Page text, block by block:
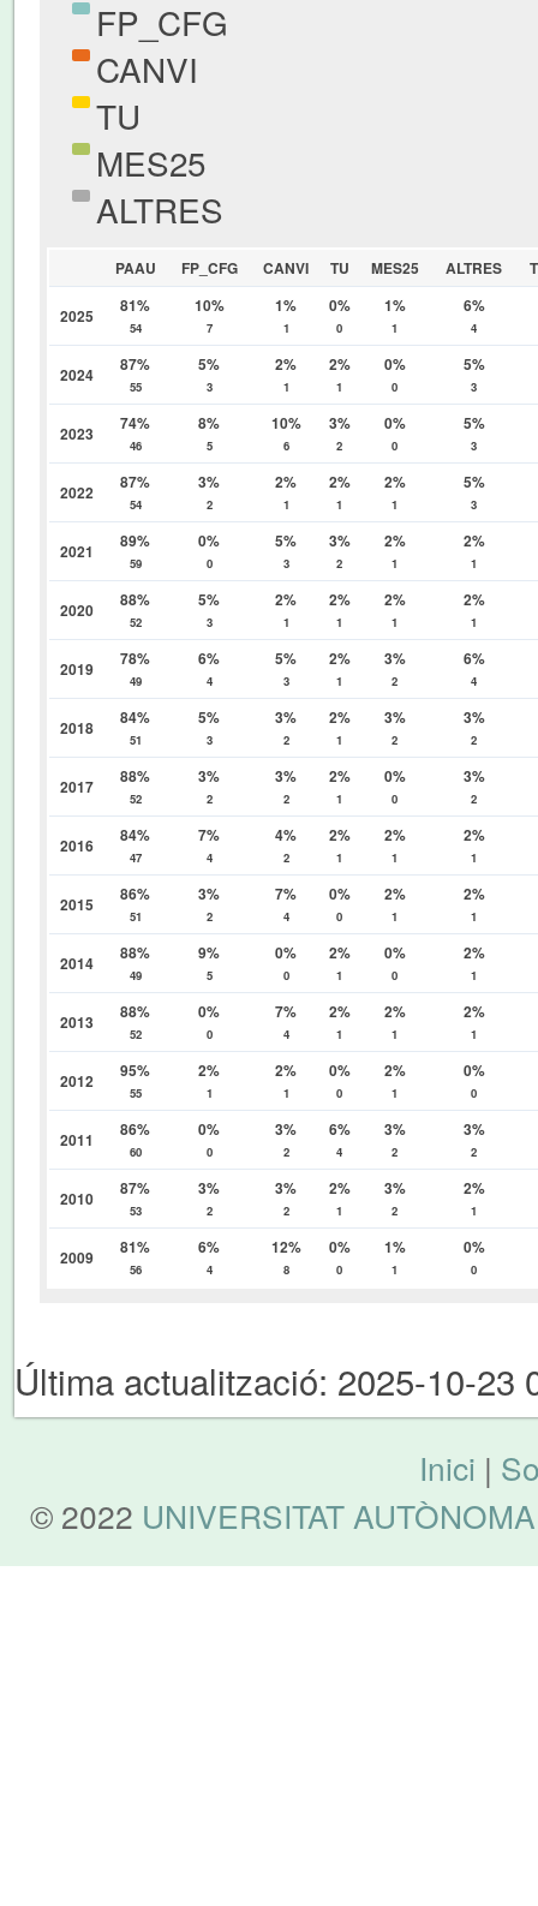
FP_CFG
CANVI
TU
MES25
ALTRES
PAAU FP_CFG CANVI TU MES25 ALTRES
2025 81%
54
10%
7
1%
1
0%
0
1%
1
6%
4
2024 87%
55
5%
3
2%
1
2%
1
0%
0
5%
3
2023 74%
46
8%
5
10%
6
3%
2
0%
0
5%
3
2022 87%
54
3%
2
2%
1
2%
1
2%
1
5%
3
2021 89%
59
0%
0
5%
3
3%
2
2%
1
2%
1
2020 88%
52
5%
3
2%
1
2%
1
2%
1
2%
1
2019 78%
49
6%
4
5%
3
2%
1
3%
2
6%
4
2018 84%
51
5%
3
3%
2
2%
1
3%
2
3%
2
2017 88%
52
3%
2
3%
2
2%
1
0%
0
3%
2
2016 84%
47
7%
4
4%
2
2%
1
2%
1
2%
1
2015 86%
51
3%
2
7%
4
0%
0
2%
1
2%
1
2014 88%
49
9%
5
0%
0
2%
1
0%
0
2%
1
2013 88%
52
0%
0
7%
4
2%
1
2%
1
2%
1
2012 95%
55
2%
1
2%
1
0%
0
2%
1
0%
0
2011 86%
60
0%
0
3%
2
6%
4
3%
2
3%
2
2010 87%
53
3%
2
3%
2
2%
1
3%
2
2%
1
2009 81%
56
6%
4
12%
8
0%
0
1%
1
0%
0
Última actualització: 2025-10-23
Inici |
© 2022 UNIVERSITAT